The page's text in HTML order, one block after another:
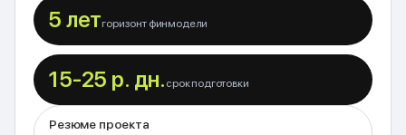
5 летгоризонт финмодели
15-25 р. дн. срок подготовки
Резюме проекта